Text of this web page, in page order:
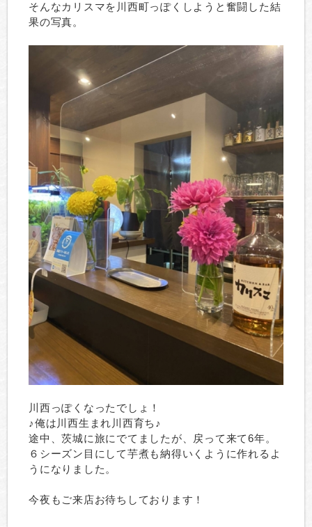
そんなカリスマを川西町っぽくしようと奮闘した結
果の写真。
川西っぽくなったでしょ！
♪俺は川西生まれ川西育ち♪
途中、茨城に旅にでてましたが、戻って来て6年。
６シーズン目にして芋煮も納得いくように作れるよ
うになりました。
今夜もご来店お待ちしております！